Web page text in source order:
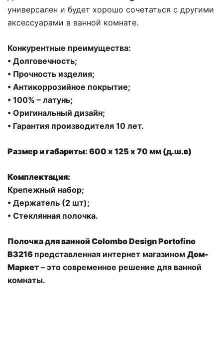
универсален и будет хорошо сочетаться с другими
аксессуарами в ванной комнате.
Конкурентные преимущества:
• Долговечность;
• Прочность изделия;
• Антикоррозийное покрытие;
• 100% – латунь;
• Оригинальный дизайн;
• Гарантия производителя 10 лет.
Размер и габариты: 600 х 125 x 70 мм (д.ш.в)
Комплектация:
Крепежный набор;
• Держатель (2 шт);
• Стеклянная полочка.
Полочка для ванной Colombo Design Portofino
B3216 представленная интернет магазином Дом-
Маркет – это современное решение для ванной
комнаты.